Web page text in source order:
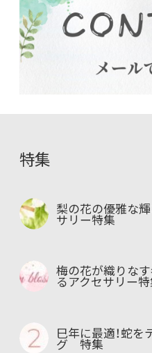
特集
梨の花の優雅な輝
サリー特集
梅の花が織りなす
るアクセサリー
巳年に最適！蛇
グ 特集